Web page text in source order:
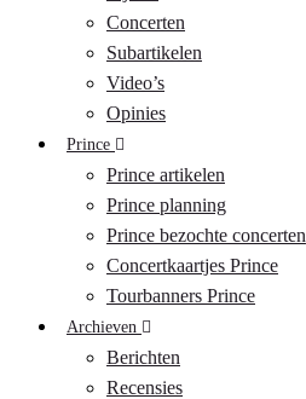
Concerten
Subartikelen
Video’s
Opinies
Prince
Prince artikelen
Prince planning
Prince bezochte concerten
Concertkaartjes Prince
Tourbanners Prince
Archieven
Berichten
Recensies